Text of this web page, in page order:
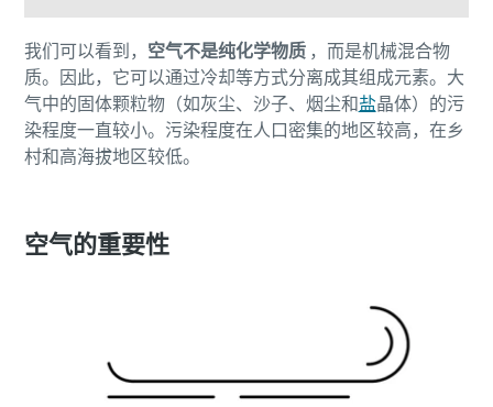
我们可以看到， 空气不是纯化学物质 ，而是机械混合物
质。因此，它可以通过冷却等方式分离成其组成元素。大
气中的固体颗粒物（如灰尘、沙子、烟尘和盐晶体）的污
染程度一直较小。污染程度在人口密集的地区较高，在乡
村和高海拔地区较低。
空气的重要性